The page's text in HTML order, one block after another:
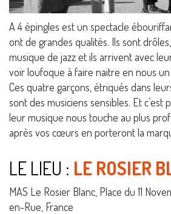
A 4 épingles est un spectacle
ont de grandes qualités. Ils sont
musique de jazz et ils arrivent avec
voir loufoque à faire naitre en nous
Ces quatre garçons, étriqués dans
sont des musiciens sensibles. Et c’est
leur musique nous touche au plus
après vos cœurs en porteront la
LE LIEU : LE ROSIER
MAS Le Rosier Blanc, Place du 11
en-Rue, France